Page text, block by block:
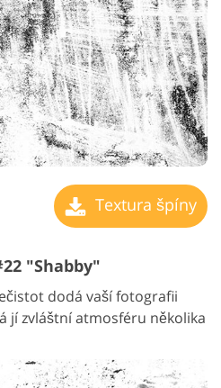
Textura špíny
"Shabby"
dodá vaší fotografii
jí zvláštní atmosféru několika